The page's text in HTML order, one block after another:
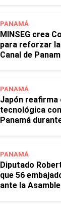
PANAMÁ
MINSEG crea
para reforzar
Canal de
PANAMÁ
Japón reafirma
tecnológica
Panamá
PANAMÁ
Diputado
que 56
ante la